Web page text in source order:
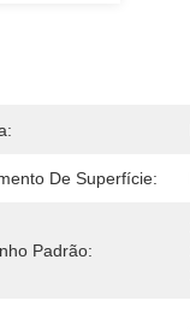
De Superfície:
Padrão: